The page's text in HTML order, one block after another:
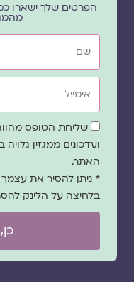
הפרטים שלך ישארו
שם
אימייל
שדה
הסכמה
שליחת הטופס מהווה
ועדכונים ממגזין גלויה
האתר.
* ניתן להסיר את
בלחיצה על הלינק